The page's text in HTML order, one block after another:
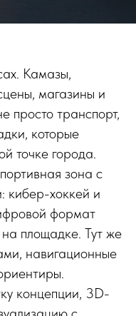
Камазы,
магазины и
просто транспорт,
которые
точке города.
зона с
кибер-хоккей и
формат
площадке. Тут же
навигационные
концепции, 3D-